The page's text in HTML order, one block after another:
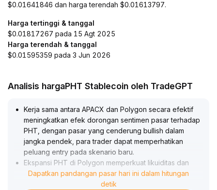
$0.01641846 dan harga terendah $0.01613797.
Harga tertinggi & tanggal
$0.01817267 pada 15 Agt 2025
Harga terendah & tanggal
$0.01595359 pada 3 Jun 2026
Analisis hargaPHT Stablecoin oleh TradeGPT
Kerja sama antara APACX dan Polygon secara efektif
meningkatkan efek dorongan sentimen pasar terhadap
PHT, dengan pasar yang cenderung bullish dalam
jangka pendek, para trader dapat memperhatikan
peluang entry pada skenario baru.
Ekspansi PHT di Polygon memperkuat likuiditas dan
kapabilitas lintas rantai, membangun potensi nilai jangka
Dapatkan pandangan pasar hari ini dalam hitungan
detik